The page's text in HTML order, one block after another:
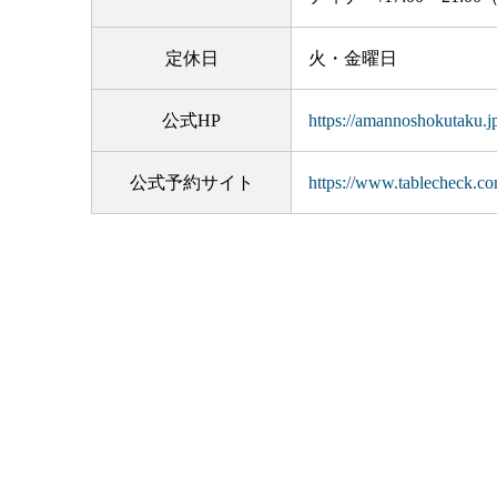
定休日 火・金曜日
公式HP https://
公式予約サイト https://